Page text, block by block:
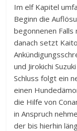
Im elf Kapitel
Beginn die
begonnenen
danach setzt
und Jirokichi
Schluss folgt ein
einen
die Hilfe von
in Anspruch
der bis hierhin